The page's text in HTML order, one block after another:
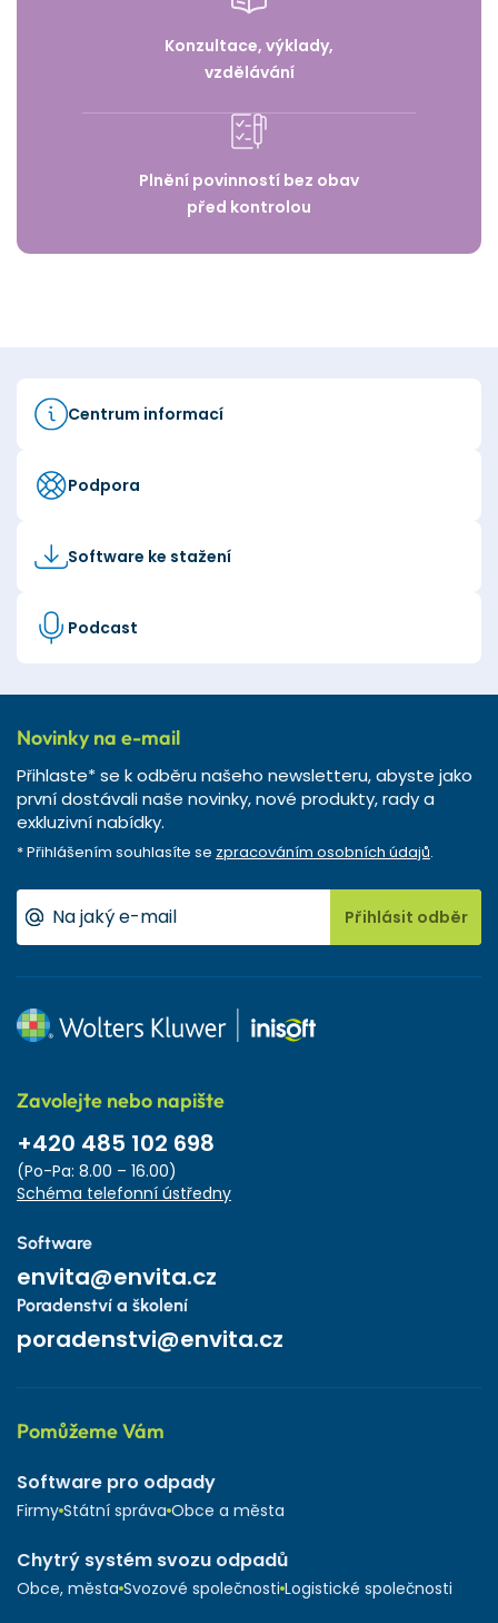
Konzultace, výklady,
vzdělávání
Plnění povinností bez obav
před kontrolou
Centrum informací
Podpora
Software ke stažení
Podcast
Novinky na e-mail
Přihlaste* se k odběru našeho newsletteru, abyste jako
první dostávali naše novinky, nové produkty, rady a
exkluzivní nabídky.
* Přihlášením souhlasíte se zpracováním osobních údajů.
Přihlásit odběr
Zavolejte nebo napište
+420 485 102 698
(Po-Pa: 8.00 – 16.00)
Schéma telefonní ústředny
Software
envita@envita.cz
Poradenství a školení
poradenstvi@envita.cz
Pomůžeme Vám
Software pro odpady
Firmy Státní správa Obce a města
Chytrý systém svozu odpadů
Obce, města Svozové společnosti Logistické společnosti